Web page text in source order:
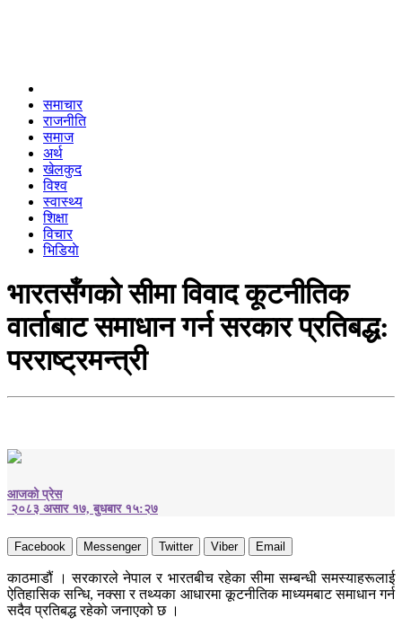
समाचार
राजनीति
समाज
अर्थ
खेलकुद
विश्व
स्वास्थ्य
शिक्षा
विचार
भिडियाे
भारतसँगको सीमा विवाद कूटनीतिक
वार्ताबाट समाधान गर्न सरकार प्रतिबद्ध:
परराष्ट्रमन्त्री
आजको प्रेस
२०८३ असार १७, बुधबार १५:२७
Facebook Messenger Twitter Viber Email
काठमाडौं । सरकारले नेपाल र भारतबीच रहेका सीमा सम्बन्धी समस्याहरूलाई
ऐतिहासिक सन्धि, नक्सा र तथ्यका आधारमा कूटनीतिक माध्यमबाट समाधान गर्न
सदैव प्रतिबद्ध रहेको जनाएको छ ।